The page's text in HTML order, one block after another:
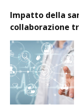
Impatto della
collaborazione